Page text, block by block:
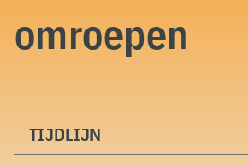
omroepen
TIJDLIJN